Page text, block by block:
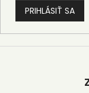
PRIHLÁSIŤ SA
Z